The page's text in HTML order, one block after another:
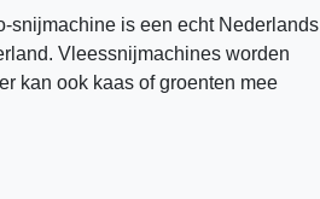
snijmachine is een echt Nederlands
Vleessnijmachines worden
kan ook kaas of groenten mee